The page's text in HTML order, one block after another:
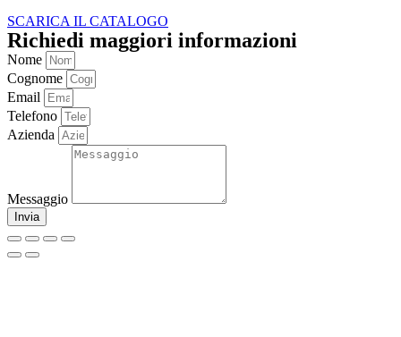
SCARICA IL CATALOGO
Richiedi maggiori informazioni
Nome
Cognome
Email
Telefono
Azienda
Messaggio
Invia